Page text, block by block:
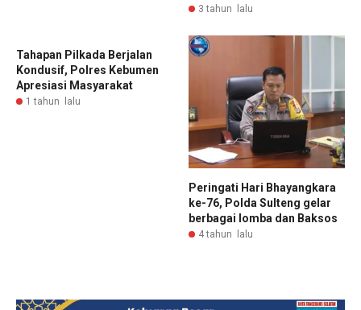
3 tahun lalu
Tahapan Pilkada Berjalan
Kondusif, Polres Kebumen
Apresiasi Masyarakat
1 tahun lalu
Peringati Hari Bhayangkara
ke-76, Polda Sulteng gelar
berbagai lomba dan Baksos
4 tahun lalu